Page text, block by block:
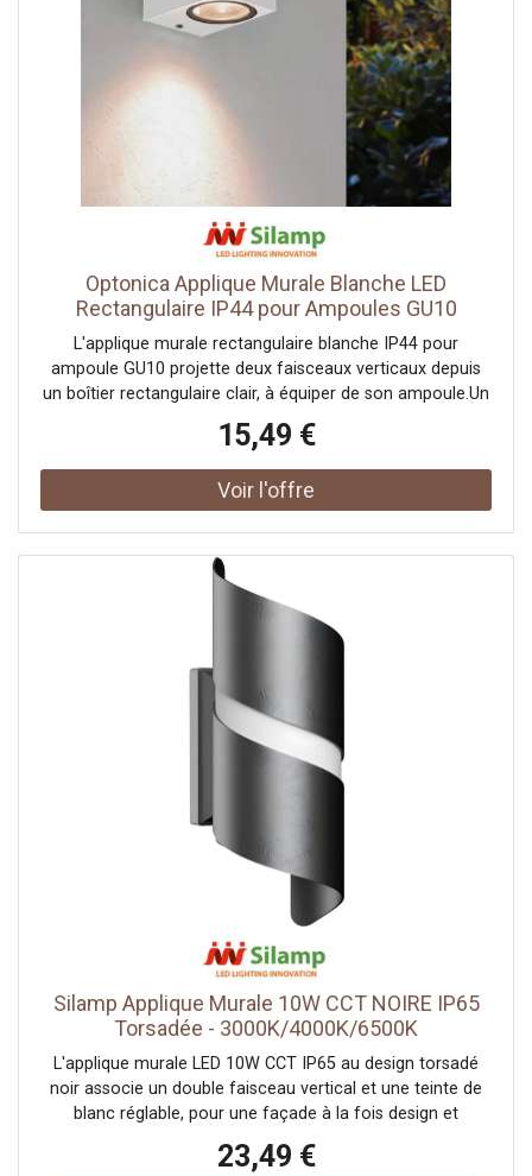
Optonica Applique Murale Blanche LED
Rectangulaire IP44 pour Ampoules GU10
L'applique murale rectangulaire blanche IP44 pour
ampoule GU10 projette deux faisceaux verticaux depuis
un boîtier rectangulaire clair, à équiper de son ampoule.Un
bloc rectangulaire blancSon boîtier rectangulaire blanc,
plus haut que large, ouvre en haut et en bas pour envoyer
la lumière vers le plafond et le sol. Sa finition claire se
fond sur un mur clair, pour un rendu volontairement
à culot GU10 (non fournie), jusqu'à 35W, qui définit le flux
et la teinte de l'éclairage. Une LED GU10 limite la
consommation. Les deux fentes rectangulaires étirent le
double faisceau à la verticale sur le mur, de haut en
bas.Indice IP44, intérieur ou abritéSon IP44 le protège des
projections d'eau, pour un mur intérieur ou une façade
abritée. Il se pose en saillie et se raccorde au secteur 220-
240V, alimentation coupée au tableau avant
l'intervention.Discrétion et garantiePoser une autre
ampoule renouvelle l'ambiance sans démonter le
luminaire. Sa robe blanche vise la discrétion, là où un
modèle noir cherche le contraste. On la multiplie
facilement le long d'un couloir ou de part et d'autre d'une
entrée, pour un rythme régulier. Son boîtier clair passe
inaperçu de jour. Elle est certifiée CE & RoHS et garantie 2
ans ; la longévité tient à l'ampoule installée.
15,49 €
Silamp Applique Murale 10W CCT NOIRE IP65
Torsadée - 3000K/4000K/6500K
L'applique murale LED 10W CCT IP65 au design torsadé
noir associe un double faisceau vertical et une teinte de
blanc réglable, pour une façade à la fois design et
cylindrique noir à la forme torsadée projette la lumière
23,49 €